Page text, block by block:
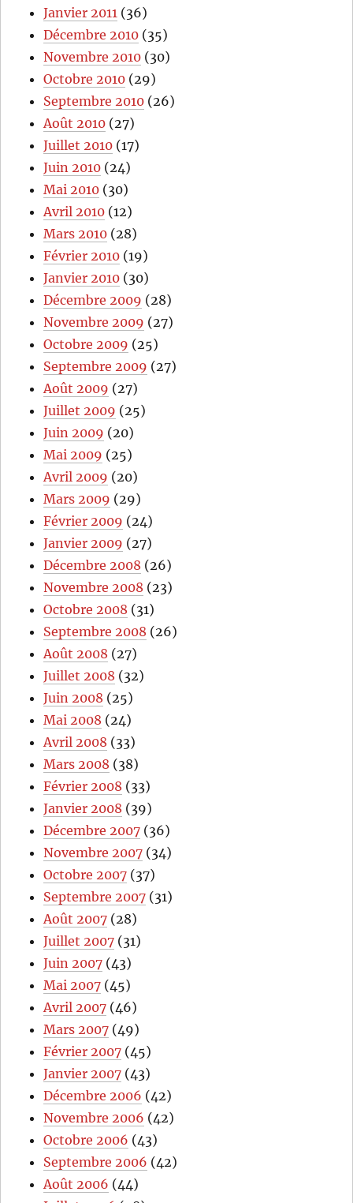
Janvier 2011 (36)
Décembre 2010 (35)
Novembre 2010 (30)
Octobre 2010 (29)
Septembre 2010 (26)
Août 2010 (27)
Juillet 2010 (17)
Juin 2010 (24)
Mai 2010 (30)
Avril 2010 (12)
Mars 2010 (28)
Février 2010 (19)
Janvier 2010 (30)
Décembre 2009 (28)
Novembre 2009 (27)
Octobre 2009 (25)
Septembre 2009 (27)
Août 2009 (27)
Juillet 2009 (25)
Juin 2009 (20)
Mai 2009 (25)
Avril 2009 (20)
Mars 2009 (29)
Février 2009 (24)
Janvier 2009 (27)
Décembre 2008 (26)
Novembre 2008 (23)
Octobre 2008 (31)
Septembre 2008 (26)
Août 2008 (27)
Juillet 2008 (32)
Juin 2008 (25)
Mai 2008 (24)
Avril 2008 (33)
Mars 2008 (38)
Février 2008 (33)
Janvier 2008 (39)
Décembre 2007 (36)
Novembre 2007 (34)
Octobre 2007 (37)
Septembre 2007 (31)
Août 2007 (28)
Juillet 2007 (31)
Juin 2007 (43)
Mai 2007 (45)
Avril 2007 (46)
Mars 2007 (49)
Février 2007 (45)
Janvier 2007 (43)
Décembre 2006 (42)
Novembre 2006 (42)
Octobre 2006 (43)
Septembre 2006 (42)
Août 2006 (44)